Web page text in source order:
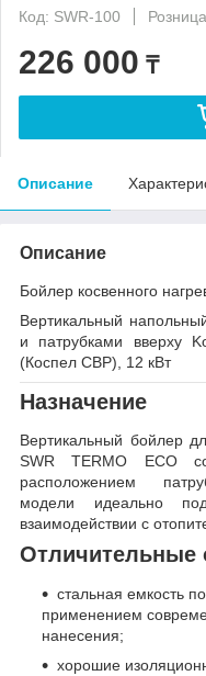
Код: SWR-100
Розница
226 000 ₸
Описание
Описание
Бойлер косвенного
Вертикальный
и патрубками вверху
(Коспел СВР), 12 кВт
Назначение
Вертикальный бойлер
SWR TERMO ECO
расположением
модели идеально
взаимодействии с
Отличительные
стальная емкость
применением
нанесения;
хорошие